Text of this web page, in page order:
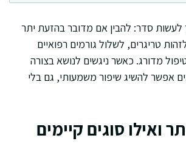
סדר: להבין אם מדובר בהזעת יתר
טריגרים, לשלול גורמים רפואיים
מדורג. כאשר ניגשים לנושא בצורה
אפשר להשיג שיפור משמעותי, גם בלי
ואילו סוגים קיימים